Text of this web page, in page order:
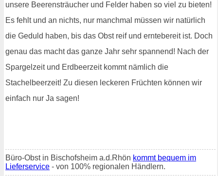
unsere Beerensträucher und Felder haben so viel zu bieten!
Es fehlt und an nichts, nur manchmal müssen wir natürlich
die Geduld haben, bis das Obst reif und erntebereit ist. Doch
genau das macht das ganze Jahr sehr spannend! Nach der
Spargelzeit und Erdbeerzeit kommt nämlich die
Stachelbeerzeit! Zu diesen leckeren Früchten können wir
einfach nur Ja sagen!
Büro-Obst in Bischofsheim a.d.Rhön kommt bequem im
Lieferservice - von 100% regionalen Händlern.